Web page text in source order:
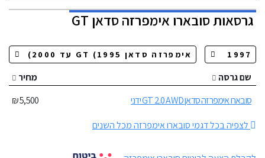
גרסאותסובארו אימפרזה סדאן GT
שם גרסה
מחיר
סובארו אימפרזה סדאן GT 2.0 AWD ידני
5,500 ₪
לצפיה בכל דגמי סובארו אימפרזה מכל השנים